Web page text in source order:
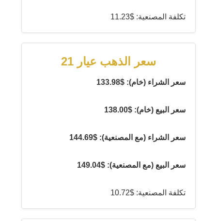
تكلفة المصنعية: $11.23
سعر الذهب عيار 21
سعر الشراء (خام): $133.98
سعر البيع (خام): $138.00
سعر الشراء (مع المصنعية): $144.69
سعر البيع (مع المصنعية): $149.04
تكلفة المصنعية: $10.72